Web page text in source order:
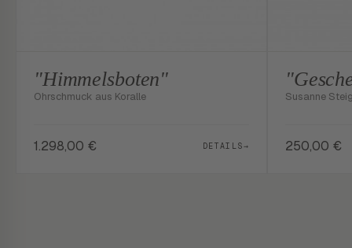
"Himmelsboten"
Ohrschmuck aus Koralle
1.298,00 € DETAILS→
Susanne
250,00 €